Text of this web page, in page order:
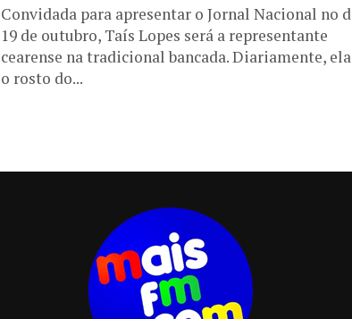
Convidada para apresentar o Jornal Nacional no
19 de outubro, Taís Lopes será a representante
cearense na tradicional bancada. Diariamente,
o rosto do...